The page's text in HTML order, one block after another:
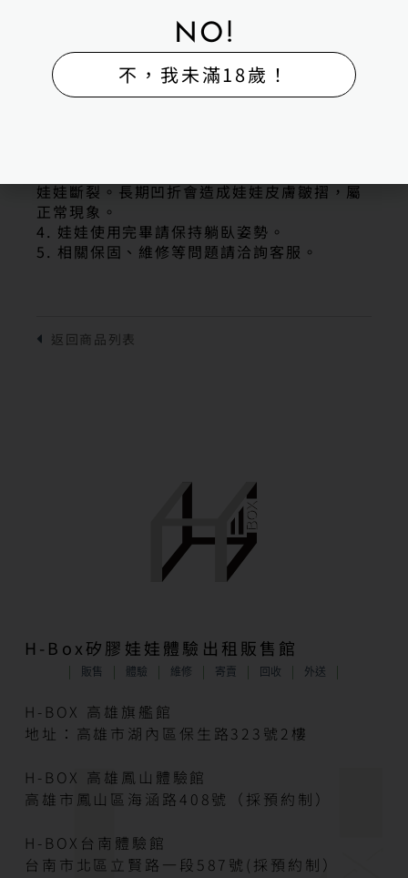
商品售出注意事項
娃娃斷裂。長期凹折會造成娃娃皮膚皺摺，屬
正常現象。
4. 娃娃使用完畢請保持躺臥姿勢。
5. 相關保固、維修等問題請洽詢客服。
H-Box矽膠娃娃體驗出租販售館
販售 體驗 維修 寄賣 回收 外送
H-BOX 高雄旗艦館
地址：高雄市湖內區保生路323號2樓
H-BOX 高雄鳳山體驗館
高雄市鳳山區海涵路408號（採預約制）
H-BOX台南體驗館
台南市北區立賢路一段587號(採預約制）
NO!
不，我未滿18歲！